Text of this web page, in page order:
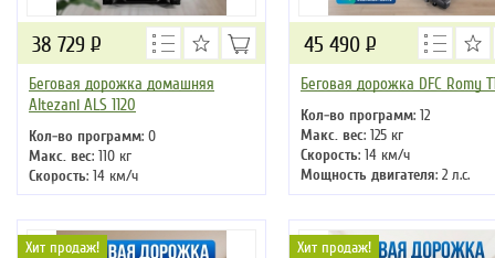
Беговая дорожка домашняя
Altezani ALS 1120
Кол-во программ: 0
Макс. вес: 110 кг
Скорость: 14 км/ч
Мощность двигателя: 2 л.с.
Регулировка угла наклона: нет
Длина бегового полотна: 120 см
38 729 Р
Беговая дорожка DFC Romy
Кол-во программ: 12
Макс. вес: 125 кг
Скорость: 14 км/ч
Мощность двигателя: 2 л.с.
Регулировка угла наклона:
45 490 Р
Хит продаж! Хит продаж!